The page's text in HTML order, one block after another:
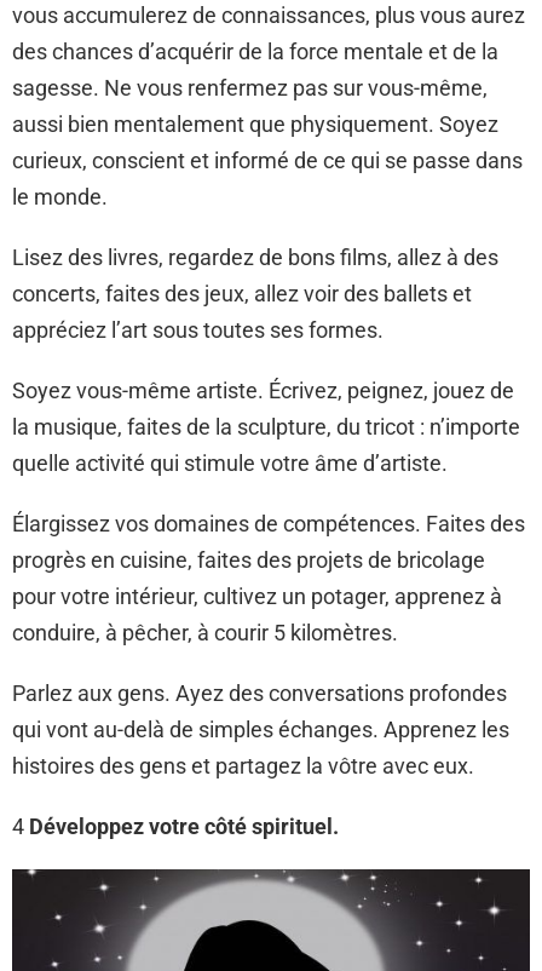
vous accumulerez de connaissances, plus vous aurez
des chances d’acquérir de la force mentale et de la
sagesse. Ne vous renfermez pas sur vous-même,
aussi bien mentalement que physiquement. Soyez
curieux, conscient et informé de ce qui se passe dans
le monde.
Lisez des livres, regardez de bons films, allez à des
concerts, faites des jeux, allez voir des ballets et
appréciez l’art sous toutes ses formes.
Soyez vous-même artiste. Écrivez, peignez, jouez de
la musique, faites de la sculpture, du tricot : n’importe
quelle activité qui stimule votre âme d’artiste.
Élargissez vos domaines de compétences. Faites des
progrès en cuisine, faites des projets de bricolage
pour votre intérieur, cultivez un potager, apprenez à
conduire, à pêcher, à courir 5 kilomètres.
Parlez aux gens. Ayez des conversations profondes
qui vont au-delà de simples échanges. Apprenez les
histoires des gens et partagez la vôtre avec eux.
4 Développez votre côté spirituel.